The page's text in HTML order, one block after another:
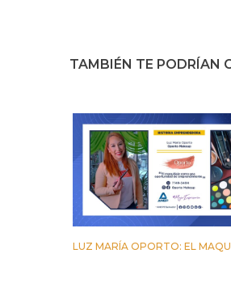
TAMBIÉN TE PODRÍAN
LUZ MARÍA OPORTO: EL